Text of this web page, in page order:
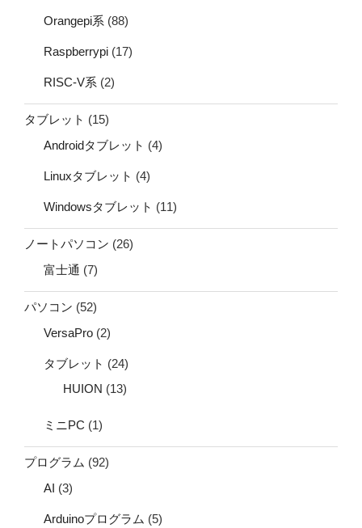
Orangepi系 (88)
Raspberrypi (17)
RISC-V系 (2)
タブレット (15)
Androidタブレット (4)
Linuxタブレット (4)
Windowsタブレット (11)
ノートパソコン (26)
富士通 (7)
パソコン (52)
VersaPro (2)
タブレット (24)
HUION (13)
ミニPC (1)
プログラム (92)
AI (3)
Arduinoプログラム (5)